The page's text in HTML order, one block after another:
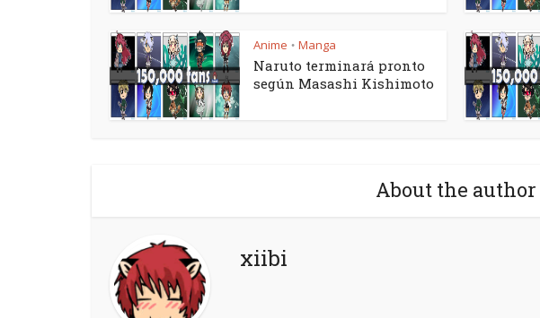
Anime • Manga
Naruto terminará pronto
según Masashi Kishimoto
About the author
xiibi